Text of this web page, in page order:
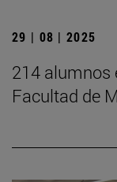
29 | 08 | 2025
214 alumnos
Facultad de